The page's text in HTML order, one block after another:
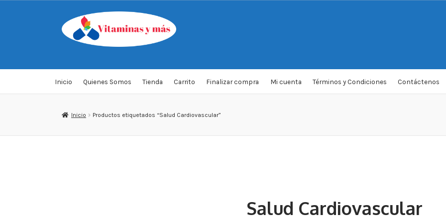
Saltar
a
navegación
al
contenido
Inicio Quienes Somos Tienda Carrito Finalizar compra Mi cuenta Términos y Condiciones Contáctenos
Inicio Productos etiquetados “Salud Cardiovascular”
Salud Cardiovascular